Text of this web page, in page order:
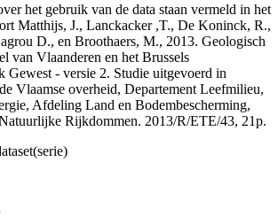
het gebruik van de data staan vermeld in het
Matthijs, J., Lanckacker ,T., De Koninck, R.,
D., en Broothaers, M., 2013. Geologisch
van Vlaanderen en het Brussels
Gewest - versie 2. Studie uitgevoerd in
Vlaamse overheid, Departement Leefmilieu,
Afdeling Land en Bodembescherming,
Rijkdommen. 2013/R/ETE/43, 21p.